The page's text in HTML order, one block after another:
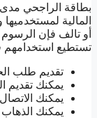
بطاقة الراجحي
المالية
أو تالف فإن
تستطيع استخدامهم
تقديم طلب
يمكنك تقديم
يمكنك الاتصال
يمكنك